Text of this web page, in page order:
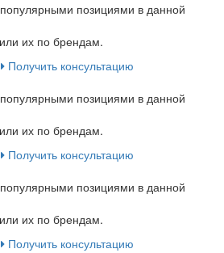
позициями в данной
их по брендам.
Получить консультацию
позициями в данной
их по брендам.
Получить консультацию
позициями в данной
их по брендам.
Получить консультацию